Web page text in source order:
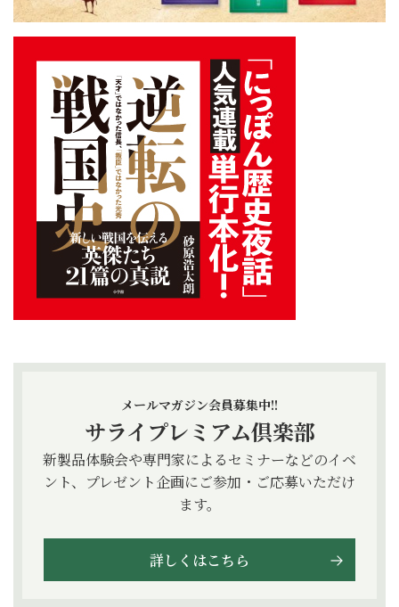
メールマガジン会員募集中!!
サライプレミアム倶楽部
新製品体験会や専門家によるセミナーなどのイベ
ント、プレゼント企画にご参加・ご応募いただけ
ます。
詳しくはこちら